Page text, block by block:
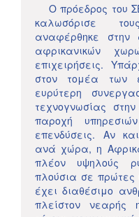
Ο πρόεδρος του
καλωσόρισε
αναφέρθηκε στην
αφρικανικών
επιχειρήσεις.
στον τομέα των
ευρύτερη
τεχνογνωσίας
παροχή
επενδύσεις. Αν
ανά χώρα, η
πλέον υψηλούς
πλούσια σε πρώτες
έχει διαθέσιμο
πλείστον νεαρής